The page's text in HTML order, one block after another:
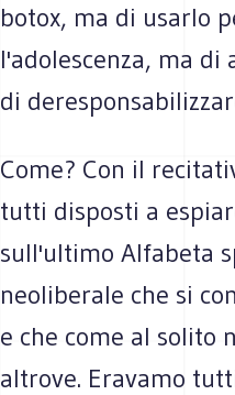
botox, ma di usarlo
l'adolescenza, ma
di
Come? Con il
tutti disposti a
sull'ultimo Alfabeta
neoliberale che si
e che come al solito
altrove. Eravamo